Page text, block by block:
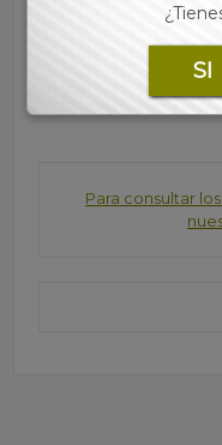
Para consultar
SI